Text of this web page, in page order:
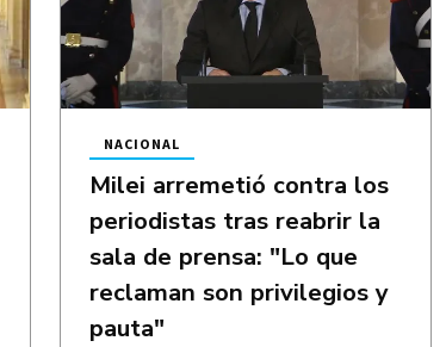
Milei arremetió contra los
periodistas tras reabrir la
sala de prensa: "Lo que
reclaman son privilegios y
pauta"
NACIONAL